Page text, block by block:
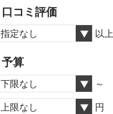
口コミ評価
指定なし 以上
予算
下限なし ～
上限なし 円